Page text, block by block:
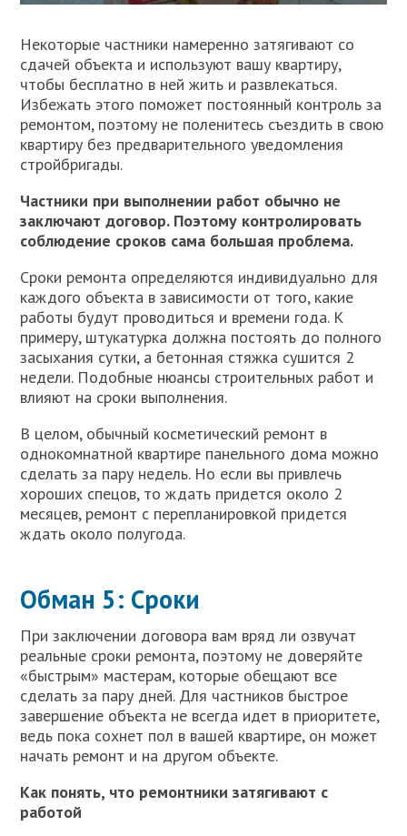
Некоторые частники намеренно затягивают со
сдачей объекта и используют вашу квартиру,
чтобы бесплатно в ней жить и развлекаться.
Избежать этого поможет постоянный контроль за
ремонтом, поэтому не поленитесь съездить в свою
квартиру без предварительного уведомления
стройбригады.
Частники при выполнении работ обычно не
заключают договор. Поэтому контролировать
соблюдение сроков сама большая проблема.
Сроки ремонта определяются индивидуально для
каждого объекта в зависимости от того, какие
работы будут проводиться и времени года. К
примеру, штукатурка должна постоять до полного
засыхания сутки, а бетонная стяжка сушится 2
недели. Подобные нюансы строительных работ и
влияют на сроки выполнения.
В целом, обычный косметический ремонт в
однокомнатной квартире панельного дома можно
сделать за пару недель. Но если вы привлечь
хороших спецов, то ждать придется около 2
месяцев, ремонт с перепланировкой придется
ждать около полугода.
Обман 5: Сроки
При заключении договора вам вряд ли озвучат
реальные сроки ремонта, поэтому не доверяйте
«быстрым» мастерам, которые обещают все
сделать за пару дней. Для частников быстрое
завершение объекта не всегда идет в приоритете,
ведь пока сохнет пол в вашей квартире, он может
начать ремонт и на другом объекте.
Как понять, что ремонтники затягивают с
работой